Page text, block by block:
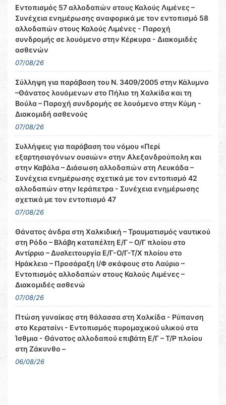
Εντοπισμός 57 αλλοδαπών στους Καλούς Λιμένες –
Συνέχεια ενημέρωσης αναφορικά με τον εντοπισμό 58
αλλοδαπών στους Καλούς Λιμένες - Παροχή
συνδρομής σε λουόμενο στην Κέρκυρα - Διακομιδές
ασθενών
07/08/26
Σύλληψη για παράβαση του Ν. 3409/2005 στην Κάλυμνο
–Θάνατος λουόμενων στο Πήλιο τη Χαλκίδα και τη
Βούλα – Παροχή συνδρομής σε λουόμενο στην Κύμη -
Διακομιδή ασθενούς
07/08/26
Συλλήψεις για παράβαση του νόμου «Περί
εξαρτησιογόνων ουσιών» στην Αλεξανδρούπολη και
στην Καβάλα – Διάσωση αλλοδαπών στη Λευκάδα –
Συνέχεια ενημέρωσης σχετικά με τον εντοπισμό 42
αλλοδαπών στην Ιεράπετρα - Συνέχεια ενημέρωσης
σχετικά με τον εντοπισμό 47
07/08/26
Θάνατος άνδρα στη Χαλκιδική – Τραυματισμός ναυτικού
στη Ρόδο – Βλάβη καταπέλτη Ε/Γ – Ο/Γ πλοίου στο
Αντίρριο – Δυσλειτουργία Ε/Γ-Ο/Γ-Τ/Χ πλοίου στο
Ηράκλειο – Προσάραξη Ι/Φ σκάφους στο Λαύριο –
Εντοπισμός αλλοδαπών στους Καλούς Λιμένες –
Διακομιδές ασθενώ
07/08/26
Πτώση γυναίκας στη θάλασσα στη Χαλκίδα - Ρύπανση
στο Κερατσίνι - Εντοπισμός πυρομαχικού υλικού στα
Ίσθμια - Θάνατος αλλοδαπού επιβάτη Ε/Γ – Τ/Ρ πλοίου
στη Ζάκυνθο –
06/08/26